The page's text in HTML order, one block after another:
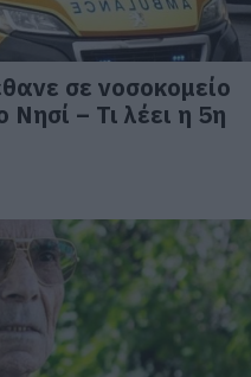
σε νοσοκομείο
– Τι λέει η 5η